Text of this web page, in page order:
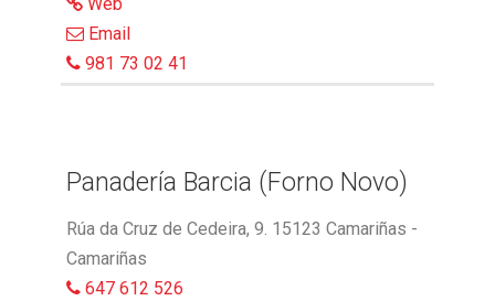
Email
981 73 02 41
Panadería Barcia (Forno Novo)
Rúa da Cruz de Cedeira, 9. 15123 Camariñas -
Camariñas
647 612 526